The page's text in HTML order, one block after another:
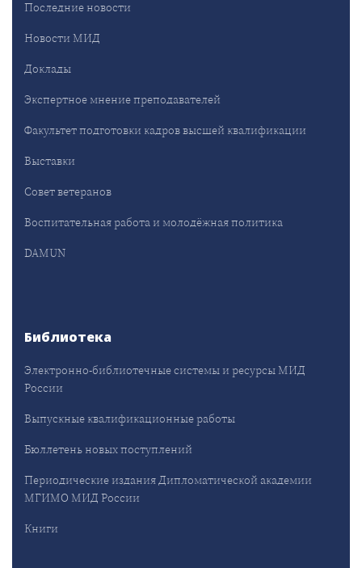
Последние новости
Новости МИД
Доклады
Экспертное мнение преподавателей
Факультет подготовки кадров высшей квалификации
Выставки
Совет ветеранов
Воспитательная работа и молодёжная политика
DAMUN
Библиотека
Электронно-библиотечные системы и ресурсы МИД
России
Выпускные квалификационные работы
Бюллетень новых поступлений
Периодические издания Дипломатической академии
МГИМО МИД России
Книги